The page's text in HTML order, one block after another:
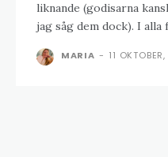
liknande (godisarna
jag såg dem dock). I alla
MARIA - 11